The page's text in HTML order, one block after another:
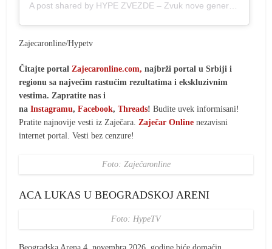
A post shared by HYPE ZVEZDE – Zvuk nove generacije (@hypezvezde)
Zajecaronline/Hypetv
Čitajte portalZajecaronline.com, najbrži portal u Srbiji i
regionu sa najvećim rastućim rezultatima i ekskluzivnim
vestima. Zapratite nas i
naInstagramu,Facebook,Threads!Budite uvek informisani!
Pratite najnovije vesti iz Zaječara. Zaječar Onlinenezavisni
internet portal. Vesti bez cenzure!
Foto: Zaječaronline
ACA LUKAS U BEOGRADSKOJ ARENI
Foto: HypeTV